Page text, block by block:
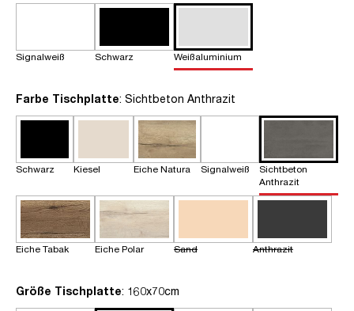
Signalweiß Schwarz Weißaluminium
Farbe Tischplatteauswählen
: Sichtbeton Anthrazit
Schwarz Kiesel Eiche Natura Signalweiß
Sichtbeton
Anthrazit
Eiche Tabak Eiche Polar Sand Anthrazit
Größe Tischplatteauswählen
: 160x70cm